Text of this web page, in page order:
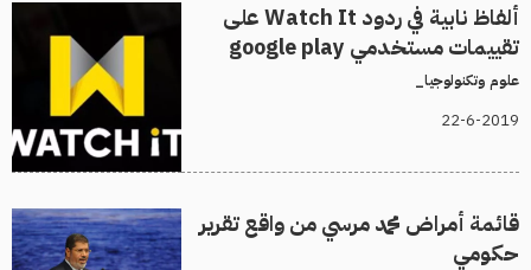
ألفاظ نابية في ردود Watch It على
تقييمات مستخدمي google play
علوم وتكنولوجيا_
22-6-2019
قائمة أمراض محمد مرسي من واقع تقرير
حكومي